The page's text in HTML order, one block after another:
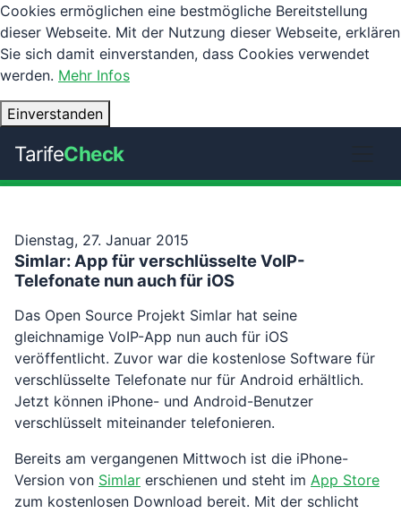
Cookies ermöglichen eine bestmögliche Bereitstellung
dieser Webseite. Mit der Nutzung dieser Webseite, erklären
Sie sich damit einverstanden, dass Cookies verwendet
werden. Mehr Infos
Einverstanden
TarifeCheck
Dienstag, 27. Januar 2015
Simlar: App für verschlüsselte VoIP-
Telefonate nun auch für iOS
Das Open Source Projekt Simlar hat seine
gleichnamige VoIP-App nun auch für iOS
veröffentlicht. Zuvor war die kostenlose Software für
verschlüsselte Telefonate nur für Android erhältlich.
Jetzt können iPhone- und Android-Benutzer
verschlüsselt miteinander telefonieren.
Bereits am vergangenen Mittwoch ist die iPhone-
Version von Simlar erschienen und steht im App Store
zum kostenlosen Download bereit. Mit der schlicht